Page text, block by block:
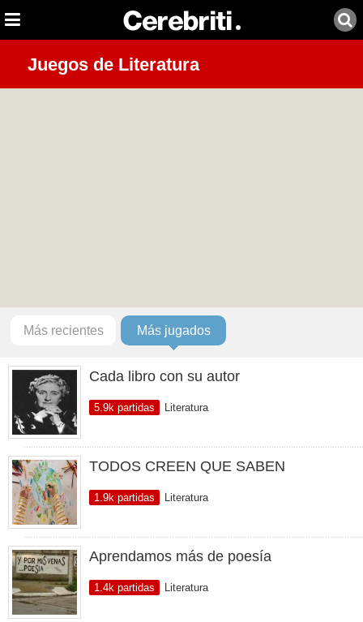
Juegos de Literatura
Más recientes Más jugados
Cada libro con su autor
5.9k partidas Literatura
TODOS CREEN QUE SABEN
1.9k partidas Literatura
Aprendamos más de poesía
1.4k partidas Literatura